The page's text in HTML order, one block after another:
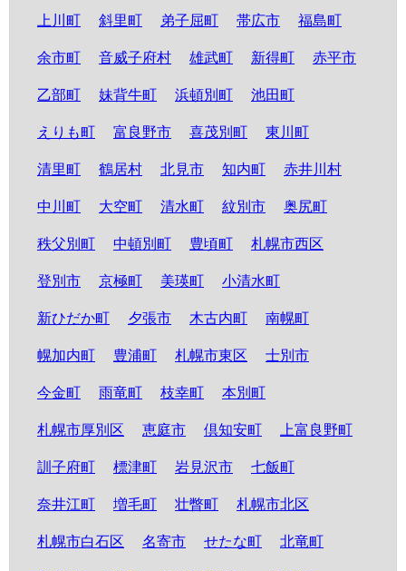
上川町 斜里町 弟子屈町 帯広市 福島町
余市町 音威子府村 雄武町 新得町 赤平市
乙部町 妹背牛町 浜頓別町 池田町
えりも町 富良野市 喜茂別町 東川町
清里町 鶴居村 北見市 知内町 赤井川村
中川町 大空町 清水町 紋別市 奥尻町
秩父別町 中頓別町 豊頃町 札幌市西区
登別市 京極町 美瑛町 小清水町
新ひだか町 夕張市 木古内町 南幌町
幌加内町 豊浦町 札幌市東区 士別市
今金町 雨竜町 枝幸町 本別町
札幌市厚別区 恵庭市 倶知安町 上富良野町
訓子府町 標津町 岩見沢市 七飯町
奈井江町 増毛町 壮瞥町 札幌市北区
札幌市白石区 名寄市 せたな町 北竜町